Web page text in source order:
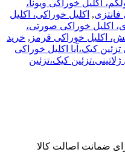
اکلیل خوراکی ویونا،
فانتزی, اکلیل خوراکی، اکلیل
اکلیل خوراکی صورتی،
اکلیل خوراکی قرمز , خرید
تزئین کیک،آیا اکلیل خوراکی
کیک،تزئین
ضمانت اصالت کالا